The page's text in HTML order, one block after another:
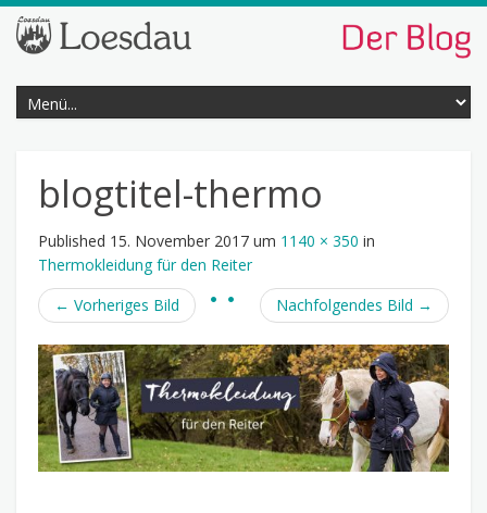
blogtitel-thermo
Published 15. November 2017 um 1140 × 350 in
Thermokleidung für den Reiter
← Vorheriges Bild Nachfolgendes Bild →